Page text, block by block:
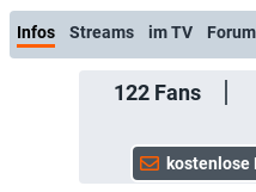
Infos Streams im TV Forum
122Fans